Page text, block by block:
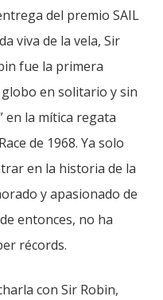
del premio SAIL
viva de la vela, Sir
fue la primera
en solitario y sin
en la mítica regata
de 1968. Ya solo
en la historia de la
y apasionado de
entonces, no ha
récords.
con Sir Robin,